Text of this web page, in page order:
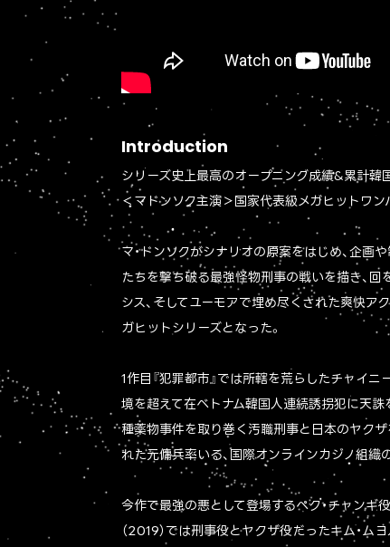
Introduction
シリーズ史上最高のオープニング成績&累計韓
＜マドンソク主演＞国家代表級メガヒットワン
マ・ドンソクがシナリオの原案をはじめ、企画
たちを撃ち破る最強怪物刑事の戦いを描き、
シス、そしてユーモアで埋め尽くされた爽快ア
ガヒットシリーズとなった。
1作目『犯罪都市』では所轄を荒らしたチャイ
境を超えて在ベトナム韓国人連続誘拐犯に天
種薬物事件を取り巻く汚職刑事と日本のヤク
れた元傭兵率いる、国際オンラインカジノ組織
今作で最強の悪として登場するペク・チャンギ
（2019）では刑事役とヤクザ役だったキム・ム